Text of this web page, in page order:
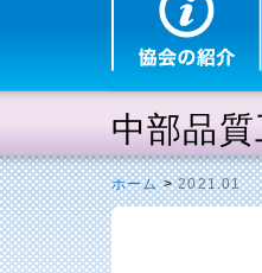
中部品
ホーム>2021.01